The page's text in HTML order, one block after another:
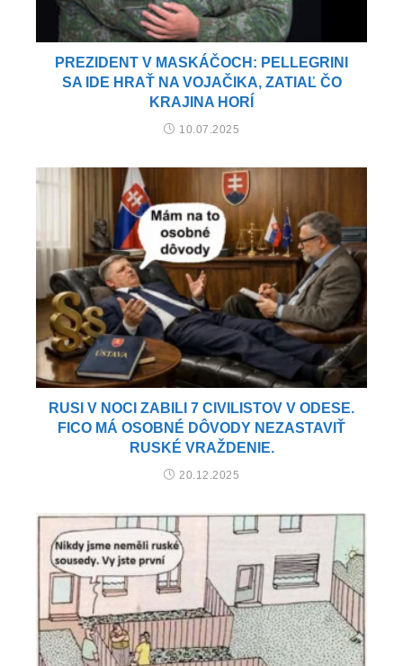
PREZIDENT V MASKÁČOCH: PELLEGRINI
SA IDE HRAŤ NA VOJAČIKA, ZATIAĽ ČO
KRAJINA HORÍ
10.07.2025
RUSI V NOCI ZABILI 7 CIVILISTOV V ODESE.
FICO MÁ OSOBNÉ DÔVODY NEZASTAVIŤ
RUSKÉ VRAŽDENIE.
20.12.2025